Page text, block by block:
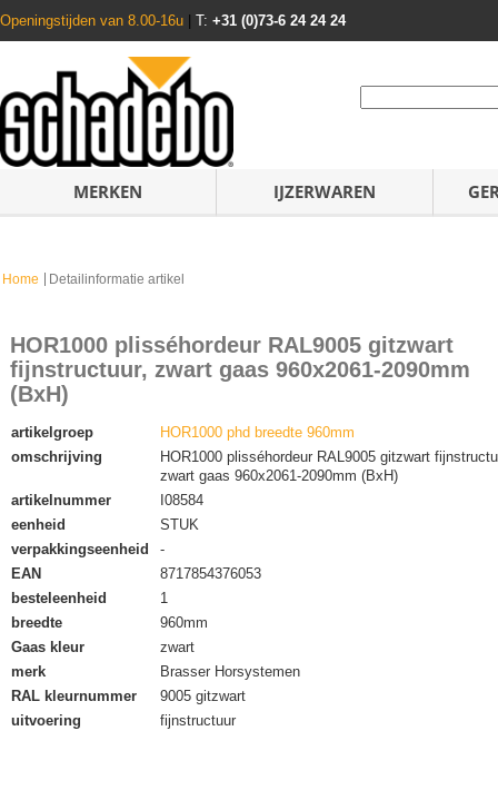
Openingstijden van 8.00-16u T: +31 (0)73-6 24 24 24
MERKEN IJZERWAREN
Home Detailinformatie artikel
HOR1000 plisséhordeur RAL9005 gitzwart
fijnstructuur, zwart gaas 960x2061-2090mm
(BxH)
artikelgroep
HOR1000 phd breedte 960mm
omschrijving
HOR1000 plisséhordeur RAL9005 gitzwart
zwart gaas 960x2061-2090mm (BxH)
artikelnummer
I08584
eenheid
STUK
verpakkingseenheid
-
EAN
8717854376053
besteleenheid
1
breedte
960mm
Gaas kleur
zwart
merk
Brasser Horsystemen
RAL kleurnummer
9005 gitzwart
uitvoering
fijnstructuur